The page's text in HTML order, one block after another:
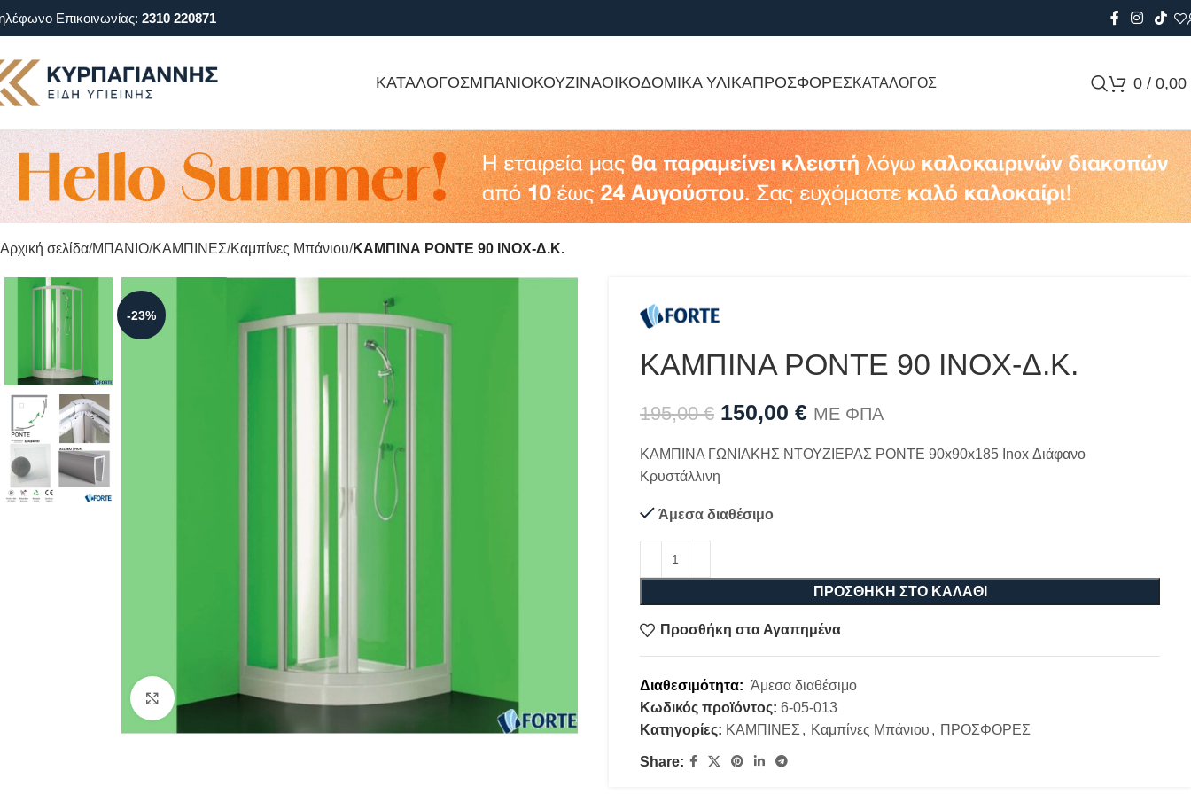
Επικοινωνίας: 2310 220871
ΚΑΤΑΛΟΓΟΣΜΠΑΝΙΟΚΟΥΖΙΝΑΟΙΚΟΔΟΜΙΚΑ ΥΛΙΚΑΠΡΟΣΦΟΡΕΣΚΑΤΑΛΟΓΟΣ 0 / 0,00
Αρχική σελίδα ΜΠΑΝΙΟ ΚΑΜΠΙΝΕΣ Καμπίνες Μπάνιου ΚΑΜΠΙΝΑ PONTE 90 ΙΝΟΧ-Δ.Κ.
-23%
Προβολή
ΚΑΜΠΙΝΑ PONTE 90 ΙΝΟΧ-Δ.Κ.
195,00€ 150,00 € ΜΕ ΦΠΑ
ΚΑΜΠΙΝΑ ΓΩΝΙΑΚΗΣ ΝΤΟΥΖΙΕΡΑΣ PONTE 90x90x185 Inox Διάφανο
Κρυστάλλινη
Άμεσα διαθέσιμο
ΠΡΟΣΘΉΚΗ ΣΤΟ ΚΑΛΆΘΙ
Προσθήκη στα Αγαπημένα
Διαθεσιμότητα: Άμεσα διαθέσιμο
Κωδικός προϊόντος: 6-05-013
Κατηγορίες: ΚΑΜΠΙΝΕΣ , Καμπίνες Μπάνιου , ΠΡΟΣΦΟΡΕΣ
Share: